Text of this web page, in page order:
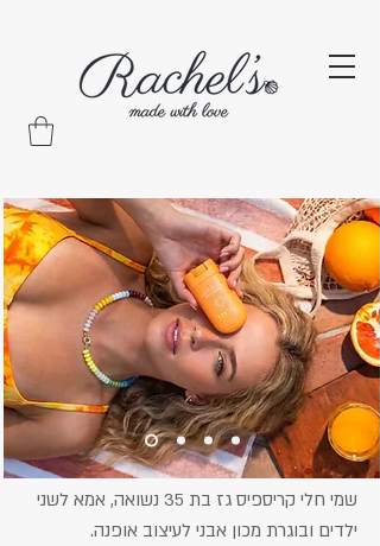
שמי חלי קריספיס גז בת 35 נשואה, אמא לשני
ילדים ובוגרת מכון אבני לעיצוב אופנה.